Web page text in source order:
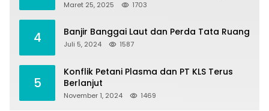
Maret 25, 2025 1703
4 Banjir Banggai Laut dan Perda Tata Ruang
Juli 5, 2024 1587
5
Konflik Petani Plasma dan PT KLS Terus
Berlanjut
November 1, 2024 1469